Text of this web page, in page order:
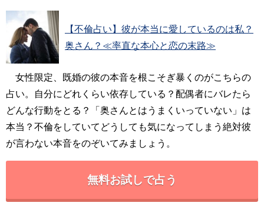
【不倫占い】彼が本当に愛しているのは私？
奥さん？≪率直な本心と恋の末路≫
女性限定、既婚の彼の本音を根こそぎ暴くのがこちらの
占い。自分にどれくらい依存している？配偶者にバレたら
どんな行動をとる？「奥さんとはうまくいっていない」は
本当？不倫をしていてどうしても気になってしまう絶対彼
が言わない本音をのぞいてみましょう。
無料お試しで占う